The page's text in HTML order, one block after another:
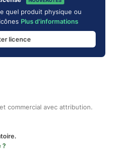
quel produit physique ou
Plus d'informations
licence
commercial avec attribution.
?